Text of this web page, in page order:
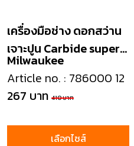
Milwaukee
เครื่องมือช่าง ดอกสว่าน
เจาะปูน Carbide super
masonry drill
Article no. : 786000 12
267 บาท 410 บาท
เลือกไซส์